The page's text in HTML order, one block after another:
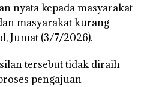
nyata kepada masyarakat
masyarakat kurang
Jumat (3/7/2026).
tersebut tidak diraih
pengajuan